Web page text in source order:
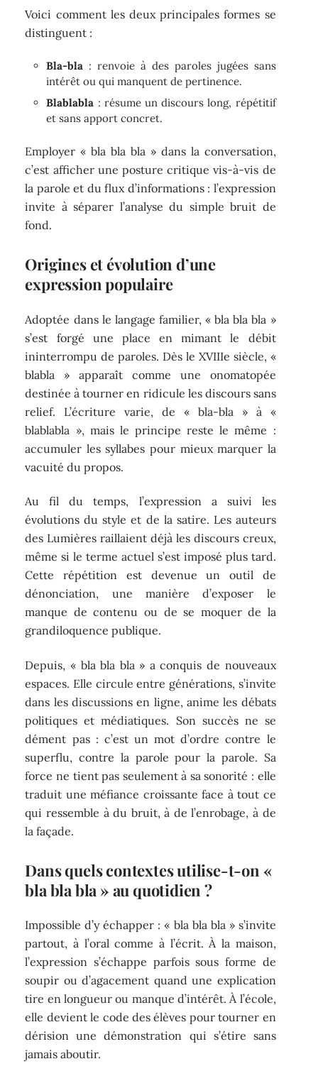
Voici comment les deux principales formes se
distinguent :
Bla-bla : renvoie à des paroles jugées sans
intérêt ou qui manquent de pertinence.
Blablabla : résume un discours long, répétitif
et sans apport concret.
Employer « bla bla bla » dans la conversation,
c’est afficher une posture critique vis-à-vis de
la parole et du flux d’informations : l’expression
invite à séparer l’analyse du simple bruit de
fond.
Origines et évolution d’une
expression populaire
Adoptée dans le langage familier, « bla bla bla »
s’est forgé une place en mimant le débit
ininterrompu de paroles. Dès le XVIIIe siècle, «
blabla » apparaît comme une onomatopée
destinée à tourner en ridicule les discours sans
relief. L’écriture varie, de « bla-bla » à «
blablabla », mais le principe reste le même :
accumuler les syllabes pour mieux marquer la
vacuité du propos.
Au fil du temps, l’expression a suivi les
évolutions du style et de la satire. Les auteurs
des Lumières raillaient déjà les discours creux,
même si le terme actuel s’est imposé plus tard.
Cette répétition est devenue un outil de
dénonciation, une manière d’exposer le
manque de contenu ou de se moquer de la
grandiloquence publique.
Depuis, « bla bla bla » a conquis de nouveaux
espaces. Elle circule entre générations, s’invite
dans les discussions en ligne, anime les débats
politiques et médiatiques. Son succès ne se
dément pas : c’est un mot d’ordre contre le
superflu, contre la parole pour la parole. Sa
force ne tient pas seulement à sa sonorité : elle
traduit une méfiance croissante face à tout ce
qui ressemble à du bruit, à de l’enrobage, à de
la façade.
Dans quels contextes utilise-t-on «
bla bla bla » au quotidien ?
Impossible d’y échapper : « bla bla bla » s’invite
partout, à l’oral comme à l’écrit. À la maison,
l’expression s’échappe parfois sous forme de
soupir ou d’agacement quand une explication
tire en longueur ou manque d’intérêt. À l’école,
elle devient le code des élèves pour tourner en
dérision une démonstration qui s’étire sans
jamais aboutir.